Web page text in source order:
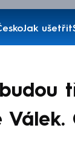
Jak ušetřit